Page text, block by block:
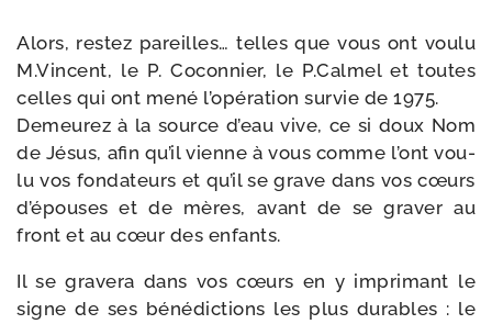
Alors, res­tez pareilles… telles que vous ont vou­lu
M.Vincent, le P. Coconnier, le P.Calmel et toutes
celles qui ont mené l’opération sur­vie de 1975.
Demeurez à la source d’eau vive, ce si doux Nom
de Jésus, afin qu’il vienne à vous comme l’ont vou­
lu vos fon­da­teurs et qu’il se grave dans vos cœurs
d’épouses et de mères, avant de se gra­ver au
front et au cœur des enfants.
Il se gra­ve­ra dans vos cœurs en y impri­mant le
signe de ses béné­dic­tions les plus durables : le